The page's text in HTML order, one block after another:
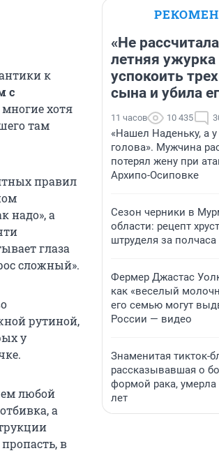
к
с
хотя
там
правил
надо», а
глаза
сложный».
рутиной,
у
любой
а
в
«Не
летняя
успокоить
сына и убила
11 часов 10 435
«Нашел Наденьку, а
голова». Мужчина
потерял жену при
Архипо-Осиповке
Сезон черники в
области: рецепт
штруделя за полчаса
Фермер Джастас
как «веселый
его семью могут
России — видео
Знаменитая тикток-
рассказывавшая о
формой рака, умерла
лет